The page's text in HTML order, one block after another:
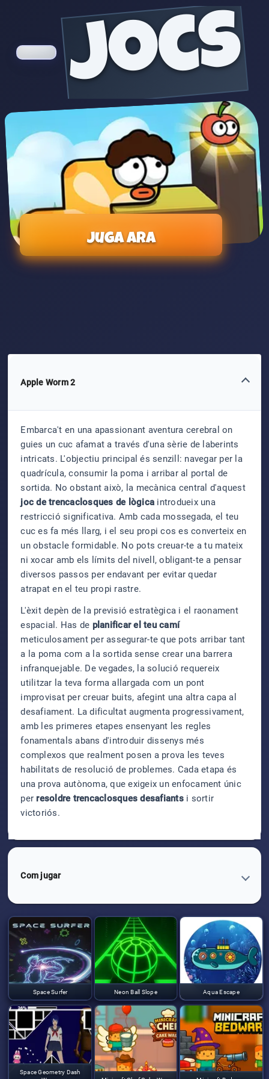
jocs
Juga ara
Apple Worm 2
Embarca't en una apassionant aventura cerebral on
guies un cuc afamat a través d'una sèrie de laberints
intricats. L'objectiu principal és senzill: navegar per la
quadrícula, consumir la poma i arribar al portal de
sortida. No obstant això, la mecànica central d'aquest
joc de trencaclosques de lògica introdueix una
restricció significativa. Amb cada mossegada, el teu
cuc es fa més llarg, i el seu propi cos es converteix en
un obstacle formidable. No pots creuar-te a tu mateix
ni xocar amb els límits del nivell, obligant-te a pensar
diversos passos per endavant per evitar quedar
atrapat en el teu propi rastre.
L'èxit depèn de la previsió estratègica i el raonament
espacial. Has de planificar el teu camí
meticulosament per assegurar-te que pots arribar tant
a la poma com a la sortida sense crear una barrera
infranquejable. De vegades, la solució requereix
utilitzar la teva forma allargada com un pont
improvisat per creuar buits, afegint una altra capa al
desafiament. La dificultat augmenta progressivament,
amb les primeres etapes ensenyant les regles
fonamentals abans d'introduir dissenys més
complexos que realment posen a prova les teves
habilitats de resolució de problemes. Cada etapa és
una prova autònoma, que exigeix un enfocament únic
per resoldre trencaclosques desafiantsi sortir
victoriós.
Com jugar
Space Surfer Neon Ball Slope Aqua Escape
Space Geometry Dash